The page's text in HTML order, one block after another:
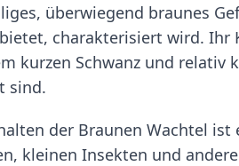
überwiegend braunes
charakterisiert wird. Ihr
kurzen Schwanz und relativ
sind.
der Braunen Wachtel
kleinen Insekten und